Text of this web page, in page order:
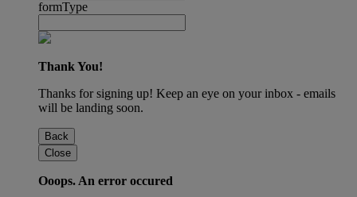
formType
Thank You!
Thanks for signing up! Keep an eye on your inbox - emails
will be landing soon.
Back
Close
Ooops. An error occured